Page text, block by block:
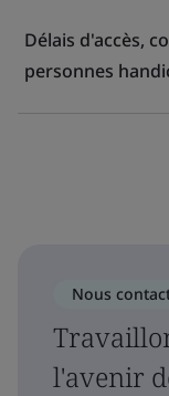
Délais d'accès,
personnes
Nous
l'avenir